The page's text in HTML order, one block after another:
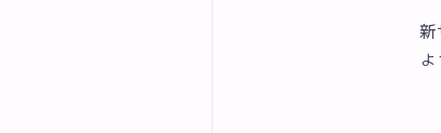
新
ょ